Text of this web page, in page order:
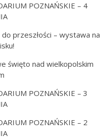
POZNAŃSKIE – 4
przeszłości – wystawa na
święto nad wielkopolskim
POZNAŃSKIE – 3
POZNAŃSKIE – 2